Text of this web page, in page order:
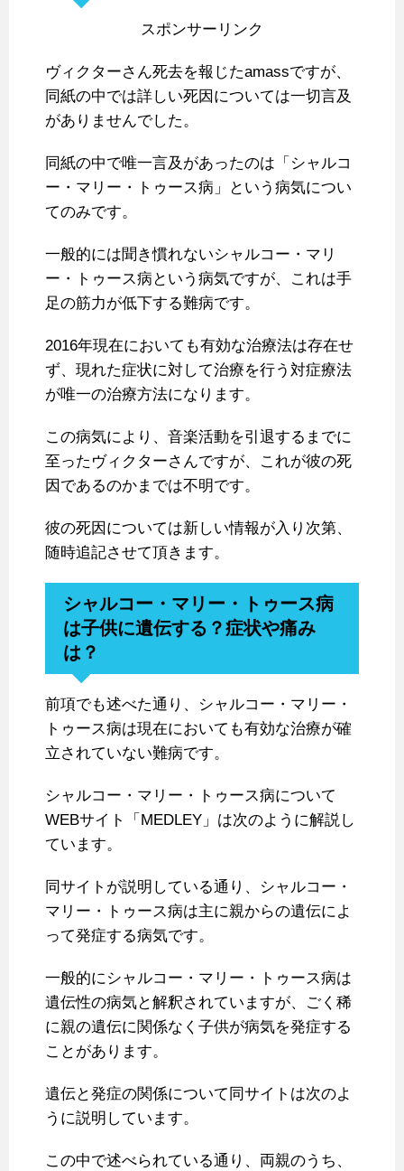
スポンサーリンク
ヴィクターさん死去を報じたamassですが、
同紙の中では詳しい死因については一切言及
がありませんでした。
同紙の中で唯一言及があったのは「シャルコ
ー・マリー・トゥース病」という病気につい
てのみです。
一般的には聞き慣れないシャルコー・マリ
ー・トゥース病という病気ですが、これは手
足の筋力が低下する難病です。
2016年現在においても有効な治療法は存在せ
ず、現れた症状に対して治療を行う対症療法
が唯一の治療方法になります。
この病気により、音楽活動を引退するまでに
至ったヴィクターさんですが、これが彼の死
因であるのかまでは不明です。
彼の死因については新しい情報が入り次第、
随時追記させて頂きます。
シャルコー・マリー・トゥース病
は子供に遺伝する？症状や痛み
は？
前項でも述べた通り、シャルコー・マリー・
トゥース病は現在においても有効な治療が確
立されていない難病です。
シャルコー・マリー・トゥース病について
WEBサイト「MEDLEY」は次のように解説し
ています。
同サイトが説明している通り、シャルコー・
マリー・トゥース病は主に親からの遺伝によ
って発症する病気です。
一般的にシャルコー・マリー・トゥース病は
遺伝性の病気と解釈されていますが、ごく稀
に親の遺伝に関係なく子供が病気を発症する
ことがあります。
遺伝と発症の関係について同サイトは次のよ
うに説明しています。
この中で述べられている通り、両親のうち、